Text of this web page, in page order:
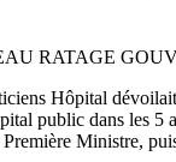
RATAGE
Hôpital dévoilait
public dans les 5
Ministre,